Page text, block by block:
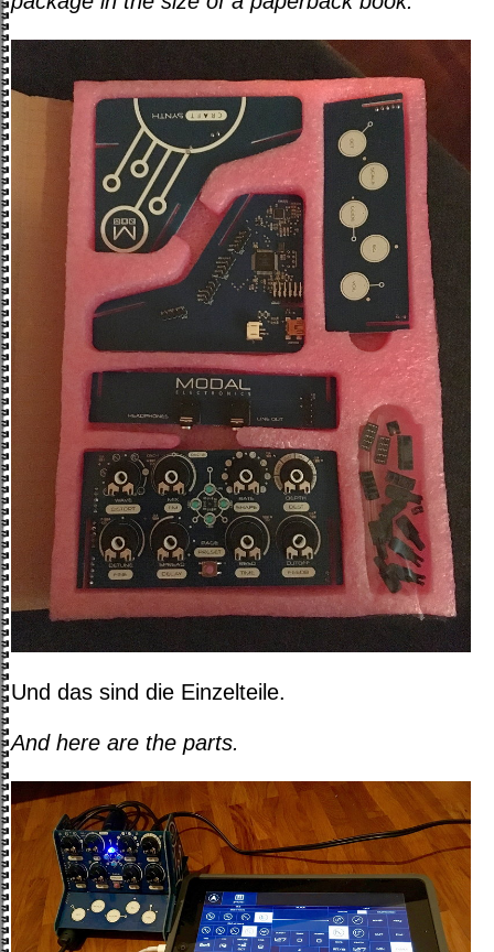
Und das sind die Einzelteile.
And here are the parts.